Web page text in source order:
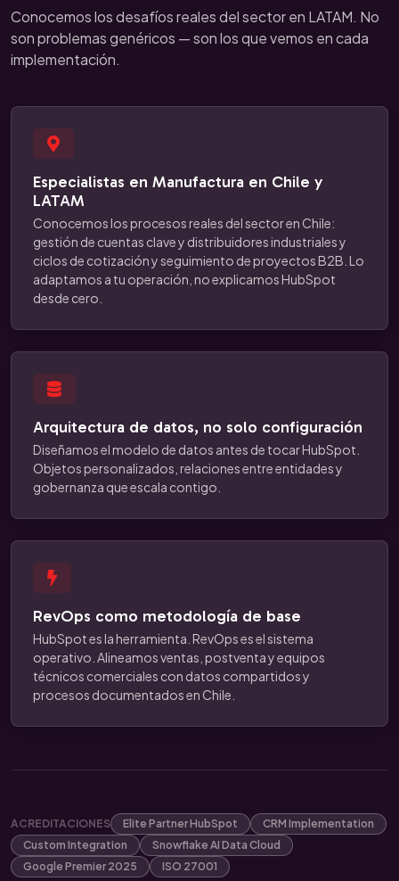
Conocemos los desafíos reales del sector en LATAM. No
son problemas genéricos — son los que vemos en cada
implementación.
Especialistas en Manufactura en Chile y
LATAM
Conocemos los procesos reales del sector en Chile:
gestión de cuentas clave y distribuidores industriales y
ciclos de cotización y seguimiento de proyectos B2B. Lo
adaptamos a tu operación, no explicamos HubSpot
desde cero.
Arquitectura de datos, no solo configuración
Diseñamos el modelo de datos antes de tocar HubSpot.
Objetos personalizados, relaciones entre entidades y
gobernanza que escala contigo.
RevOps como metodología de base
HubSpot es la herramienta. RevOps es el sistema
operativo. Alineamos ventas, postventa y equipos
técnicos comerciales con datos compartidos y
procesos documentados en Chile.
ACREDITACIONES Elite Partner HubSpot
CRM Implementation
Custom Integration
Snowflake AI Data Cloud
Google Premier 2025
ISO 27001